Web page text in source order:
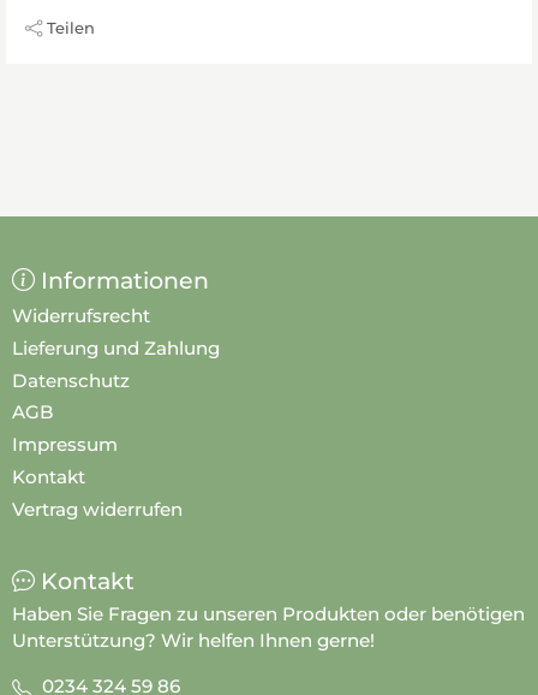
Teilen
Informationen
Widerrufsrecht
Lieferung und Zahlung
Datenschutz
AGB
Impressum
Kontakt
Vertrag widerrufen
Kontakt
Haben Sie Fragen zu unseren Produkten oder benötigen
Unterstützung? Wir helfen Ihnen gerne!
0234 324 59 86